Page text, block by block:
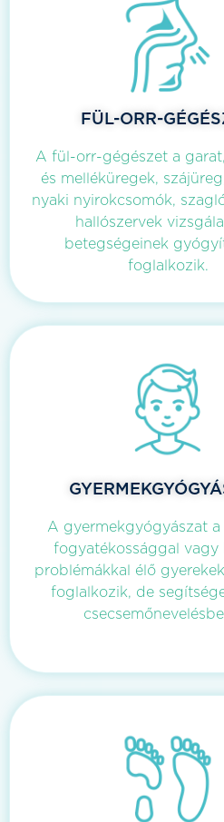
FÜL-ORR-
A fül-orr-gégészet a
és melléküregek,
nyaki nyirokcsomók,
hallószervek
betegségeinek
foglalkozik.
A gyermekgyógyászat a
fogyatékossággal vagy
problémákkal élő gyerekek
foglalkozik, de